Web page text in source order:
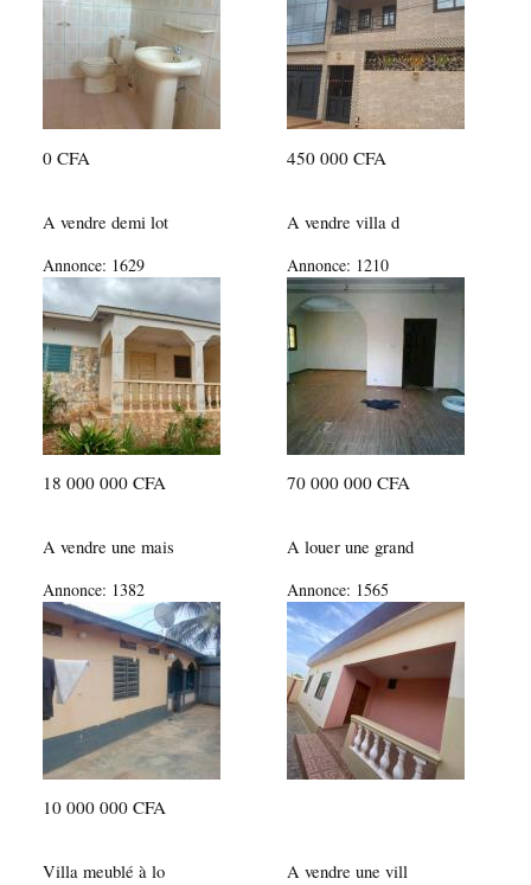
0 CFA 450 000 CFA
A vendre demi lot
Annonce: 1629
18 000 000 CFA
A vendre villa d
Annonce: 1210
70 000 000 CFA
A vendre une mais
Annonce: 1382
10 000 000 CFA
A louer une grand
Annonce: 1565
Villa meublé à lo A vendre une vill